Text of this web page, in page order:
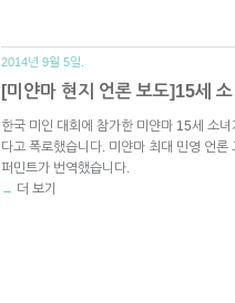
2014년 9월 5일.
[미얀마 현지 언론 보도]15세
한국 미인 대회에 참가한 미얀마 15세 소
다고 폭로했습니다. 미얀마 최대 민영 언
퍼민트가 번역했습니다.
→ 더 보기